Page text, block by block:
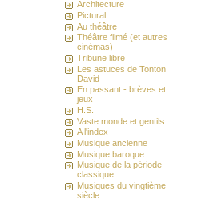
Architecture
Pictural
Au théâtre
Théâtre filmé (et autres
cinémas)
Tribune libre
Les astuces de Tonton
David
En passant - brèves et
jeux
H.S.
Vaste monde et gentils
A l'index
Musique ancienne
Musique baroque
Musique de la période
classique
Musiques du vingtième
siècle